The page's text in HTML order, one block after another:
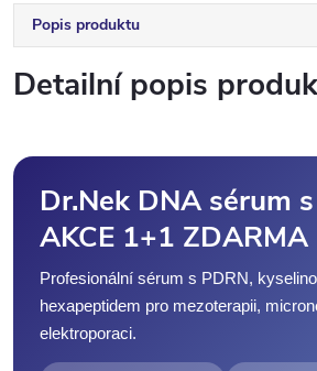
Popis produktu
Detailní popis
Dr.Nek DNA sérum
AKCE 1+1 ZDARMA
Profesionální sérum s PDRN,
hexapeptidem pro mezoterapii,
elektroporaci.